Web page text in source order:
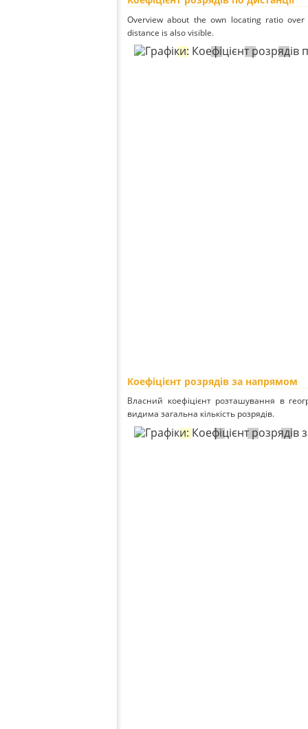
Overview about the own locating ratio
distance is also visible.
Коефіцієнт розрядів за напрямом
Власний коефіцієнт розташування в
видима загальна кількість розрядів.